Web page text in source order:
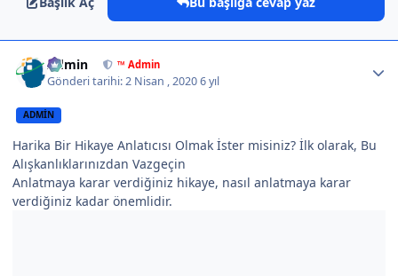
Admin ™ Admin
Gönderi tarihi:2 Nisan , 20206 yıl
ADMIN
Harika Bir Hikaye Anlatıcısı Olmak İster misiniz? İlk olarak, Bu
Alışkanlıklarınızdan Vazgeçin
Anlatmaya karar verdiğiniz hikaye, nasıl anlatmaya karar
verdiğiniz kadar önemlidir.